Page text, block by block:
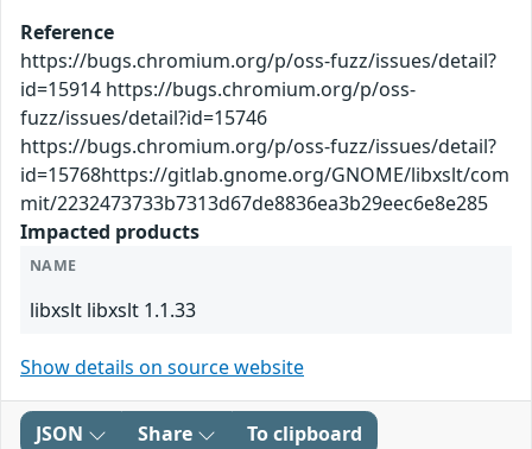
Reference
https://bugs.chromium.org/p/oss-fuzz/issues/detail?
id=15914 https://bugs.chromium.org/p/oss-
fuzz/issues/detail?id=15746
https://bugs.chromium.org/p/oss-fuzz/issues/detail?
id=15768https://gitlab.gnome.org/GNOME/libxslt/com
mit/2232473733b7313d67de8836ea3b29eec6e8e285
Impacted products
NAME
libxslt libxslt 1.1.33
Show details on source website
JSON Share To clipboard